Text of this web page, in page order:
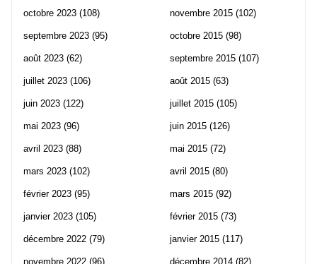
octobre 2023 (108)
septembre 2023 (95)
août 2023 (62)
juillet 2023 (106)
juin 2023 (122)
mai 2023 (96)
avril 2023 (88)
mars 2023 (102)
février 2023 (95)
janvier 2023 (105)
décembre 2022 (79)
novembre 2022 (96)
novembre 2015 (102)
octobre 2015 (98)
septembre 2015 (107)
août 2015 (63)
juillet 2015 (105)
juin 2015 (126)
mai 2015 (72)
avril 2015 (80)
mars 2015 (92)
février 2015 (73)
janvier 2015 (117)
décembre 2014 (82)